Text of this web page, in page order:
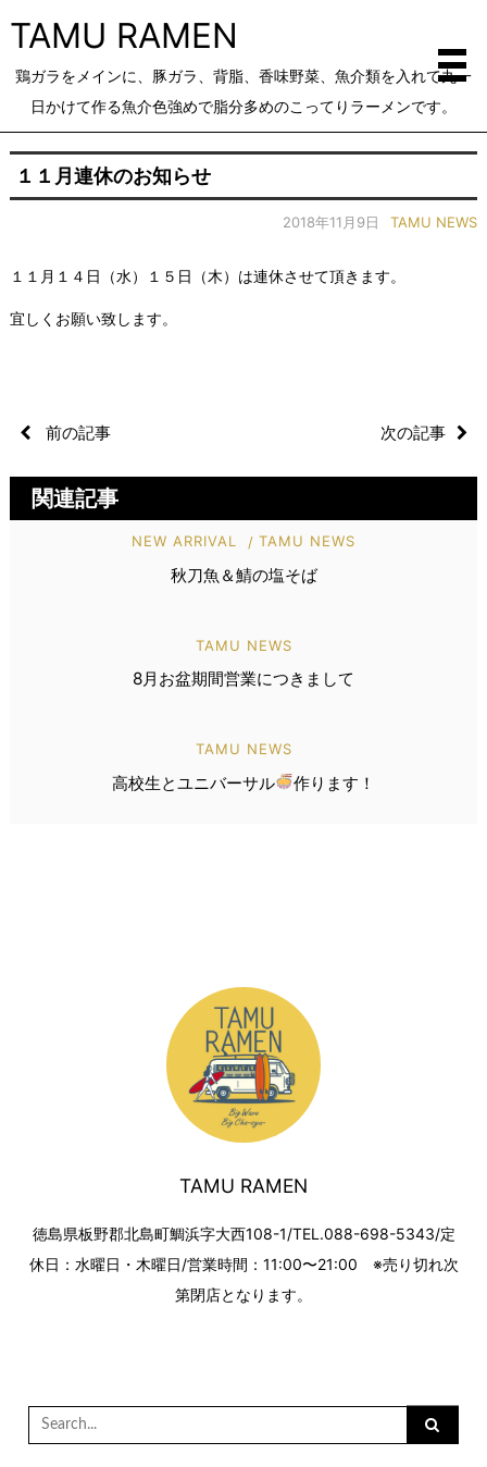
TAMU RAMEN
鶏ガラをメインに、豚ガラ、背脂、香味野菜、魚介類を入れて丸一
日かけて作る魚介色強めで脂分多めのこってりラーメンです。
１１月連休のお知らせ
2018年11月9日 TAMU NEWS
１１月１４日（水）１５日（木）は連休させて頂きます。
宜しくお願い致します。
前の記事 次の記事
関連記事
NEW ARRIVAL TAMU NEWS
秋刀魚＆鯖の塩そば
TAMU NEWS
8月お盆期間営業につきまして
TAMU NEWS
高校生とユニバーサル 作ります！
TAMU RAMEN
徳島県板野郡北島町鯛浜字大西108-1/TEL.088-698-5343/定
休日：水曜日・木曜日/営業時間：11:00〜21:00 ※売り切れ次
第閉店となります。
Search
for: